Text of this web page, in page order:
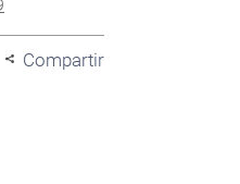
Compartir